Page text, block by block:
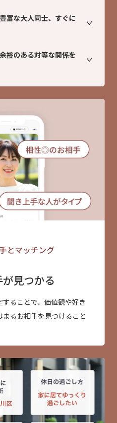
富な大人同士、すぐに
裕のある対等な関係を
とマッチング
見つかる
ることで、価値観や好き
るお相手を見つけること